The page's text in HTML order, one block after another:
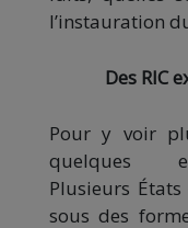
l’instauration
Des RIC
Pour y voir
quelques
Plusieurs
sous des